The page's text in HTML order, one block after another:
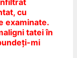
cu
examinate.
tatei în
mi